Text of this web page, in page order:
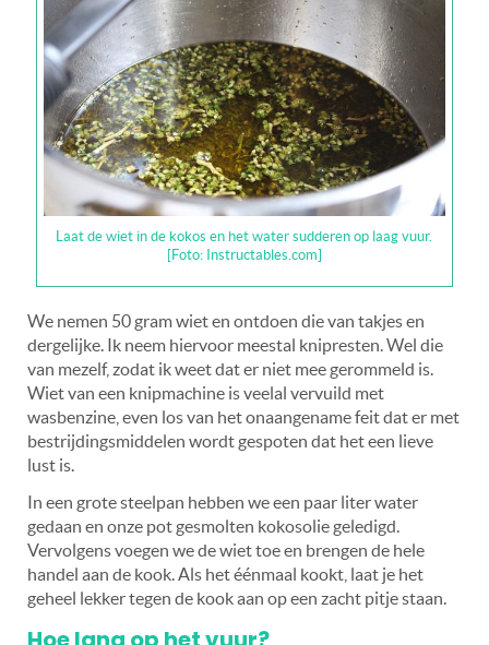
Laat de wiet in de kokos en het water sudderen op laag vuur.
[Foto: Instructables.com]
We nemen 50 gram wiet en ontdoen die van takjes en
dergelijke. Ik neem hiervoor meestal knipresten. Wel die
van mezelf, zodat ik weet dat er niet mee gerommeld is.
Wiet van een knipmachine is veelal vervuild met
wasbenzine, even los van het onaangename feit dat er met
bestrijdingsmiddelen wordt gespoten dat het een lieve
lust is.
In een grote steelpan hebben we een paar liter water
gedaan en onze pot gesmolten kokosolie geledigd.
Vervolgens voegen we de wiet toe en brengen de hele
handel aan de kook. Als het éénmaal kookt, laat je het
geheel lekker tegen de kook aan op een zacht pitje staan.